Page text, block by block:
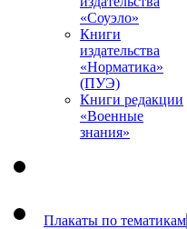
«Соуэло»
Книги
издательства
«Норматика»
(ПУЭ)
Книги редакции
«Военные
знания»
Плакаты по тематикам